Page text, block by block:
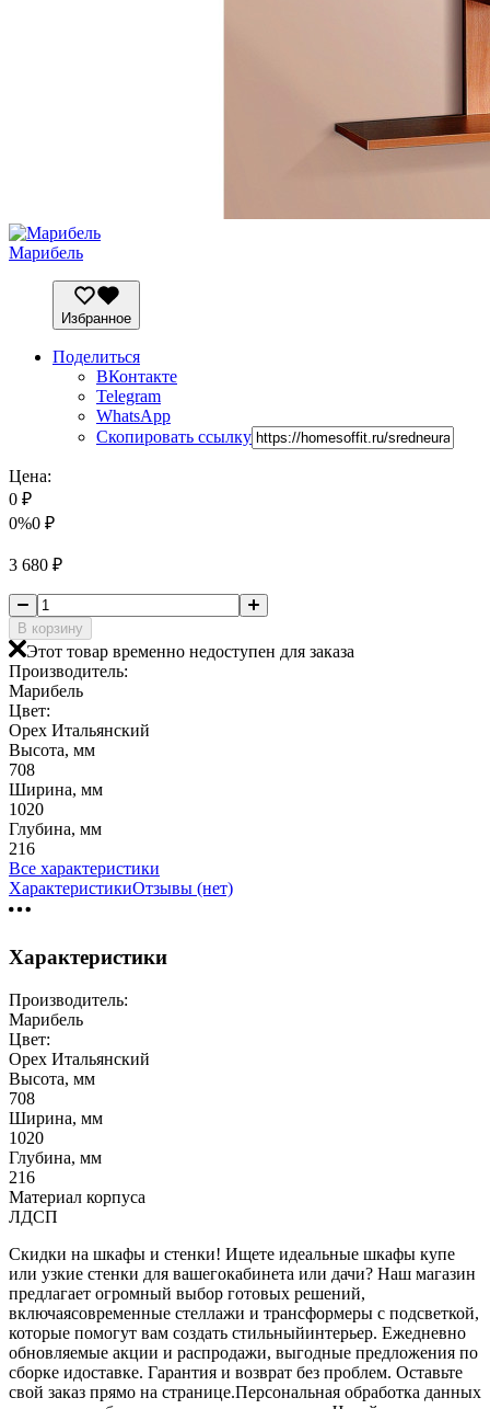
Марибель
Избранное
Поделиться
ВКонтакте
Telegram
WhatsApp
Скопировать ссылку
Цена:
0 ₽
0%0 ₽
3 680 ₽
В корзину
Этот товар временно недоступен для заказа
Производитель:
Марибель
Цвет:
Орех Итальянский
Высота, мм
708
Ширина, мм
1020
Глубина, мм
216
Все характеристики
ХарактеристикиОтзывы (нет)
Характеристики
Производитель:
Марибель
Цвет:
Орех Итальянский
Высота, мм
708
Ширина, мм
1020
Глубина, мм
216
Материал корпуса
ЛДСП
Скидки на шкафы и стенки! Ищете идеальные шкафы купе
или узкие стенки для вашегокабинета или дачи? Наш магазин
предлагает огромный выбор готовых решений,
включаясовременные стеллажи и трансформеры с подсветкой,
которые помогут вам создать стильныйинтерьер. Ежедневно
обновляемые акции и распродажи, выгодные предложения по
сборке идоставке. Гарантия и возврат без проблем. Оставьте
свой заказ прямо на странице.Персональная обработка данных